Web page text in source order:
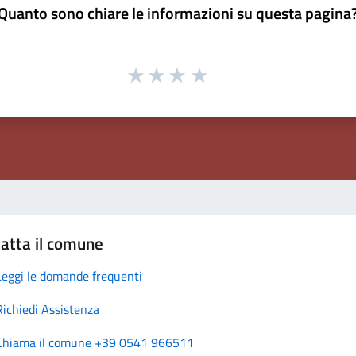
sono chiare le informazioni su questa
il comune
le domande frequenti
Assistenza
il comune +39 0541 966511